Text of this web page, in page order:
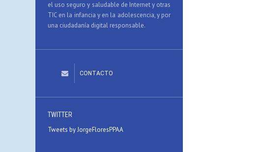
el uso seguro y saludable de Internet y otras
TIC en la infancia y en la adolescencia, y por
una ciudadanía digital responsable.
CONTACTO
TWITTER
Tweets by JorgeFloresPPAA